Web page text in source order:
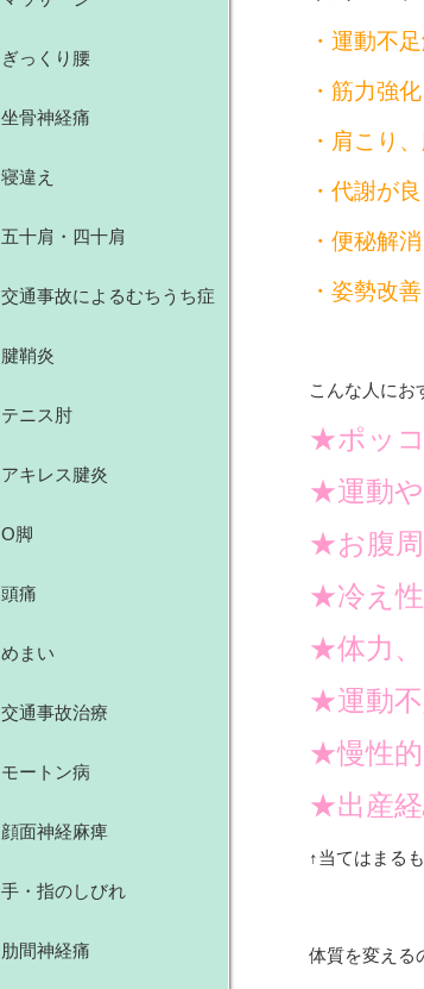
・運動不
・筋力強化
・肩こり
・代謝が
・便秘解消
・姿勢改善
こんな人にお
★ポッ
★運動
★お腹
★冷え
★体力
★運動不
★慢性
★出産
↑当てはまる
体質を変える
ぎっくり腰
坐骨神経痛
寝違え
五十肩・四十肩
交通事故によるむちうち症
腱鞘炎
テニス肘
アキレス腱炎
O脚
頭痛
めまい
交通事故治療
モートン病
顔面神経麻痺
手・指のしびれ
肋間神経痛